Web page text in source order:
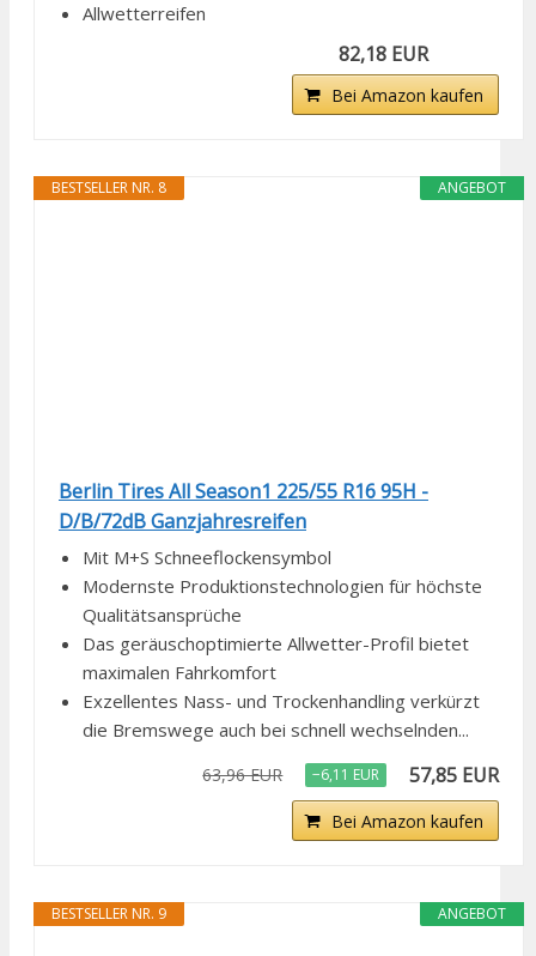
Allwetterreifen
82,18 EUR
Bei Amazon kaufen
ANGEBOT
BESTSELLER NR. 8
Berlin Tires All Season1 225/55 R16 95H -
D/B/72dB Ganzjahresreifen
Mit M+S Schneeflockensymbol
Modernste Produktionstechnologien für höchste
Qualitätsansprüche
Das geräuschoptimierte Allwetter-Profil bietet
maximalen Fahrkomfort
Exzellentes Nass- und Trockenhandling verkürzt
die Bremswege auch bei schnell wechselnden...
63,96 EUR −6,11 EUR 57,85 EUR
Bei Amazon kaufen
ANGEBOT
BESTSELLER NR. 9